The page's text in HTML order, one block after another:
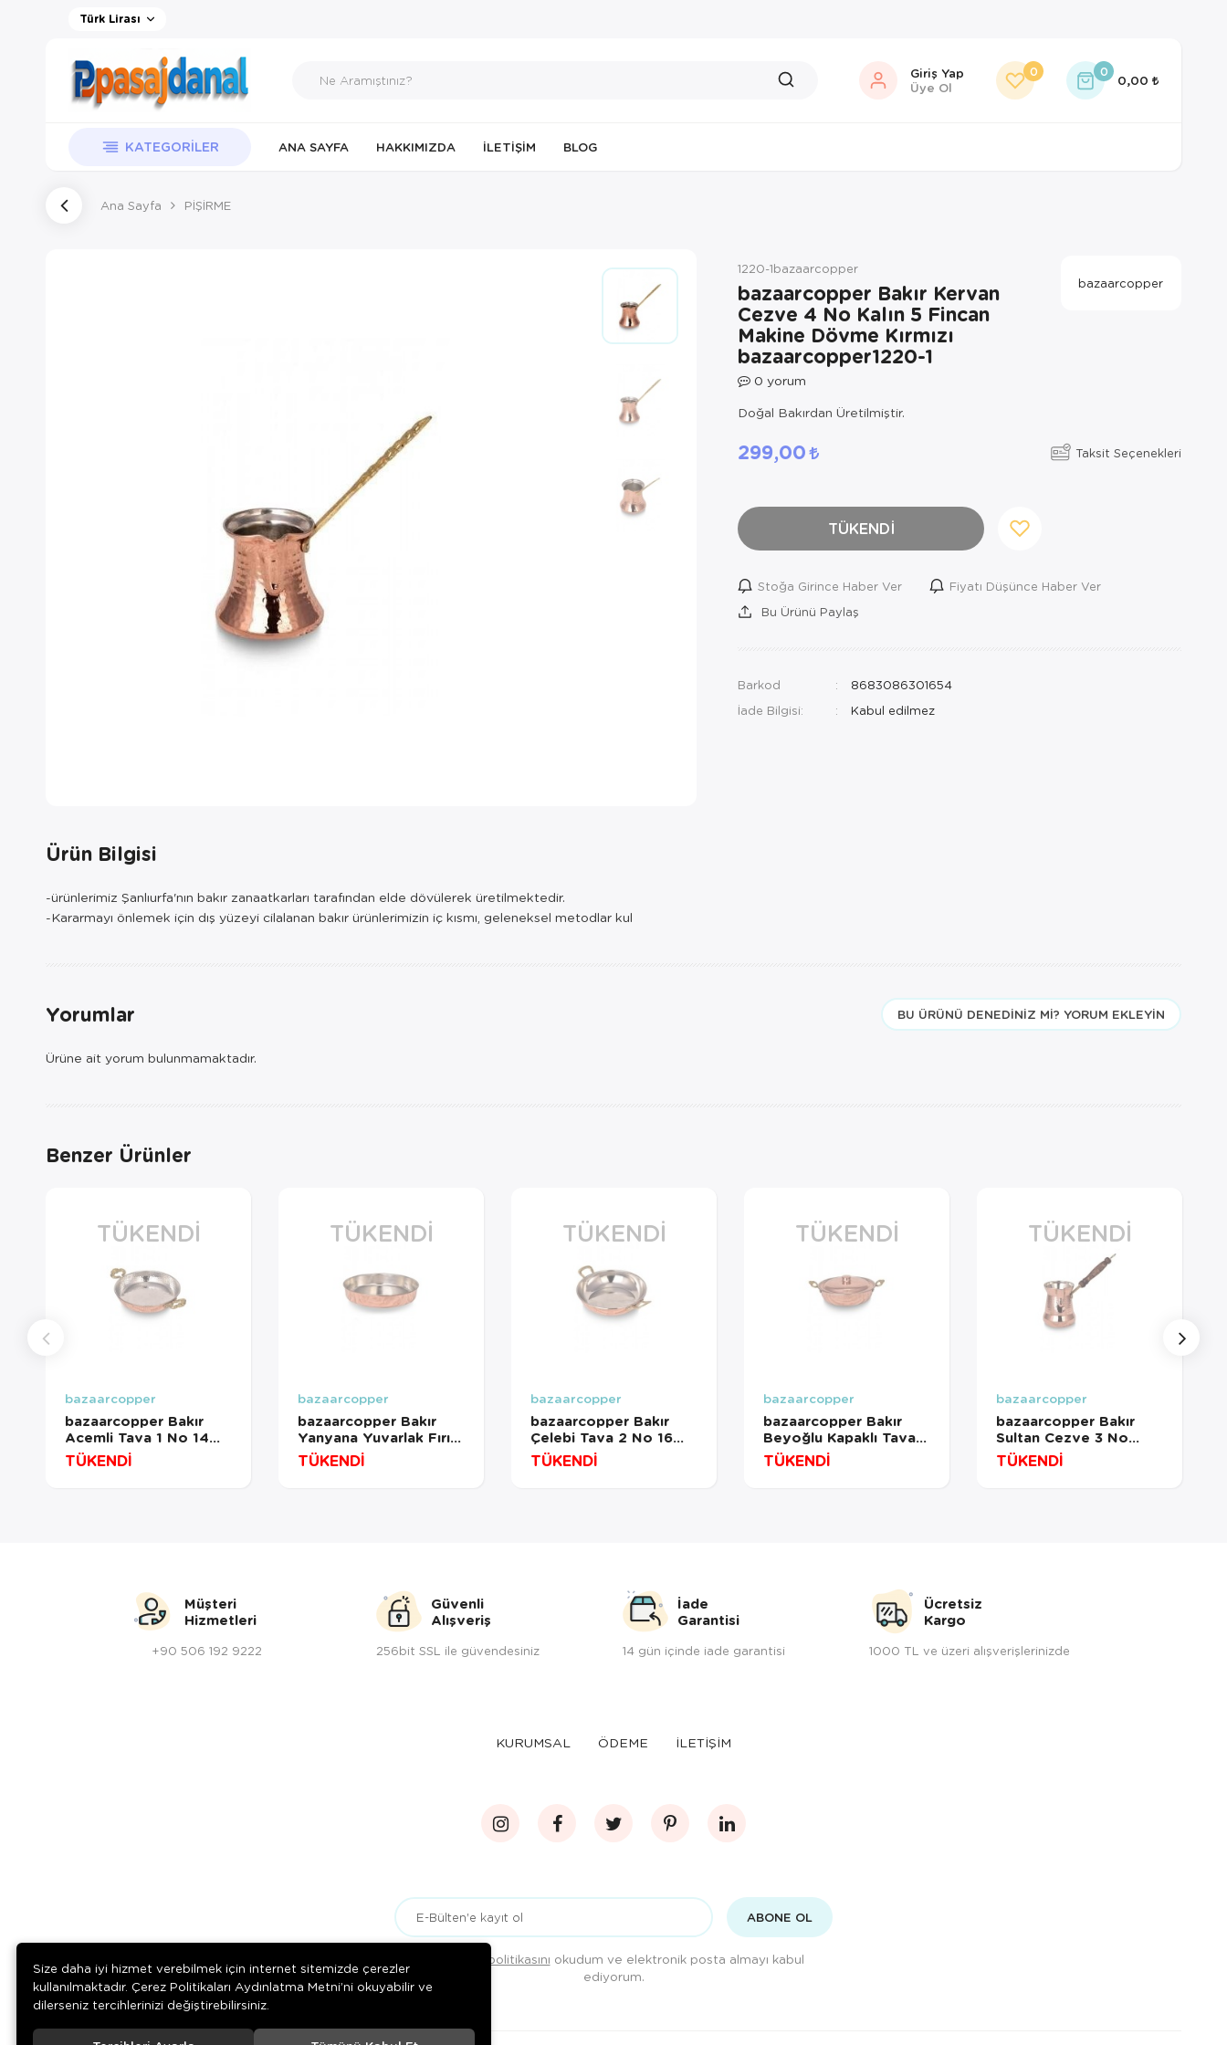
Türk Lirası
Giriş Yap
Üye Ol
0 0
0,00
KATEGORILER ANA SAYFA HAKKIMIZDA İLETIŞIM BLOG
Ana Sayfa PİŞİRME
1220-1bazaarcopper
bazaarcopper Bakır Kervan
Cezve 4 No Kalın 5 Fincan
Makine Dövme Kırmızı
bazaarcopper1220-1
0 yorum
bazaarcopper
Doğal Bakırdan Üretilmiştir.
299,00 Taksit Seçenekleri
TÜKENDİ
Stoğa Girince Haber Ver
Fiyatı Düşünce Haber Ver
Bu Ürünü Paylaş
Barkod
8683086301654
İade Bilgisi:
Ürün Bilgisi
-ürünlerimiz Şanlıurfa'nın bakır zanaatkarları tarafından elde dövülerek üretilmektedir.
-Kararmayı önlemek için dış yüzeyi cilalanan bakır ürünlerimizin iç kısmı, geleneksel metodlar kul
Yorumlar BU ÜRÜNÜ DENEDINIZ MI? YORUM EKLEYIN
Ürüne ait yorum bulunmamaktadır.
Benzer Ürünler
TÜKENDI
bazaarcopper
bazaarcopper Bakır
Acemli Tava 1 No 14
Cm El Dövme Kırmızı
bazaarcopper7581-1
TÜKENDİ
TÜKENDI
bazaarcopper
bazaarcopper Bakır
Yanyana Yuvarlak Fırın
Tepsisi 30 Cm El
Dövme Kırmızı
TÜKENDİ
TÜKENDI
bazaarcopper
bazaarcopper Bakır
Çelebi Tava 2 No 16
Cm Düz Kırmızı
bazaarcopper7594-1
TÜKENDİ
TÜKENDI
bazaarcopper
bazaarcopper Bakır
Beyoğlu Kapaklı Tava 4
No 24 Cm El Dövme
Kırmızı
TÜKENDİ
TÜKENDI
bazaarcopper
bazaarcopper Bakır
Sultan Cezve 3 No
Kalın Ahşap Kulp 4
Fincan Makine Dövme
TÜKENDİ
Müşteri
Hizmetleri
+90 506 192 9222
Güvenli
Alışveriş
256bit SSL ile güvendesiniz
İade
Garantisi
14 gün içinde iade garantisi
Ücretsiz
Kargo
1000 TL ve üzeri alışverişlerinizde
KURUMSAL ÖDEME İLETİŞİM
ABONE OL
Gizlilik politikasını okudum ve elektronik posta almayı kabul
ediyorum.
Size daha iyi hizmet verebilmek için internet sitemizde çerezler
kullanılmaktadır. Çerez Politikaları Aydınlatma Metni’ni okuyabilir ve
dilerseniz tercihlerinizi değiştirebilirsiniz.